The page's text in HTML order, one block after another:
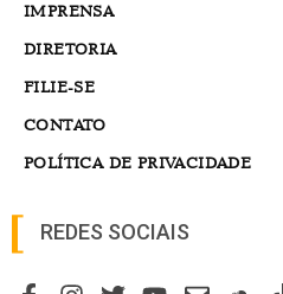
IMPRENSA
DIRETORIA
FILIE-SE
CONTATO
POLÍTICA DE PRIVACIDADE
REDES SOCIAIS